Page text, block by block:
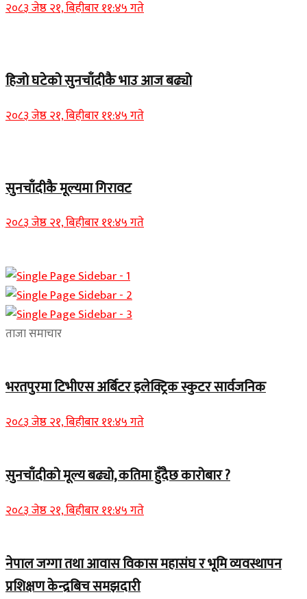
२०८३ जेष्ठ २१, बिहीबार ११:४५ गते
हिजो घटेको सुनचाँदीकै भाउ आज बढ्यो
२०८३ जेष्ठ २१, बिहीबार ११:४५ गते
सुनचाँदीकै मूल्यमा गिरावट
२०८३ जेष्ठ २१, बिहीबार ११:४५ गते
ताजा समाचार
भरतपुरमा टिभीएस अर्बिटर इलेक्ट्रिक स्कुटर सार्वजनिक
२०८३ जेष्ठ २१, बिहीबार ११:४५ गते
सुनचाँदीको मूल्य बढ्यो, कतिमा हुँदैछ कारोबार ?
२०८३ जेष्ठ २१, बिहीबार ११:४५ गते
नेपाल जग्गा तथा आवास विकास महासंघ र भूमि व्यवस्थापन
प्रशिक्षण केन्द्रबिच समझदारी